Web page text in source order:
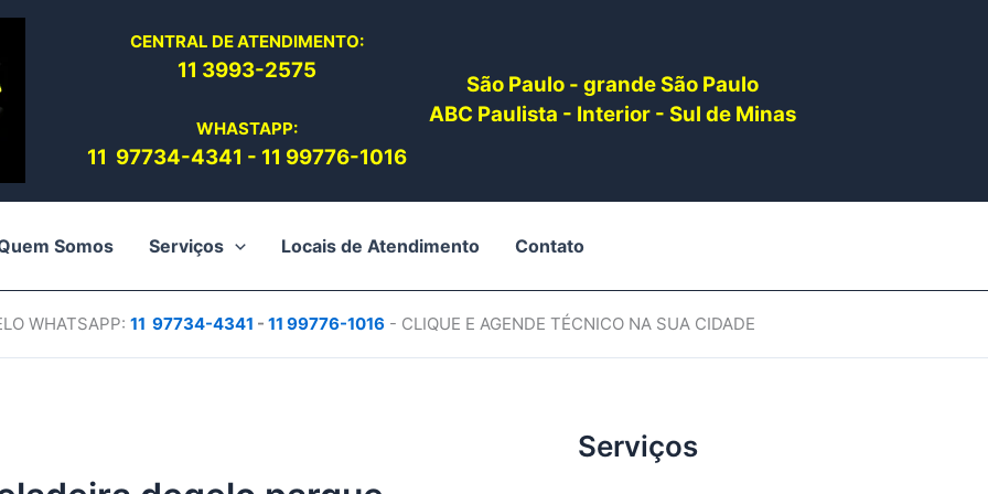
CENTRAL DE ATENDIMENTO:
11 3993-2575
WHASTAPP:
11 97734-4341 - 11 99776-1016
São Paulo - grande São Paulo
ABC Paulista - Interior - Sul de Minas
Somos Serviços Locais de Atendimento Contato
WHATSAPP: 11 97734-4341 - 11 99776-1016 - CLIQUE E AGENDE TÉCNICO NA SUA CIDADE
Serviços